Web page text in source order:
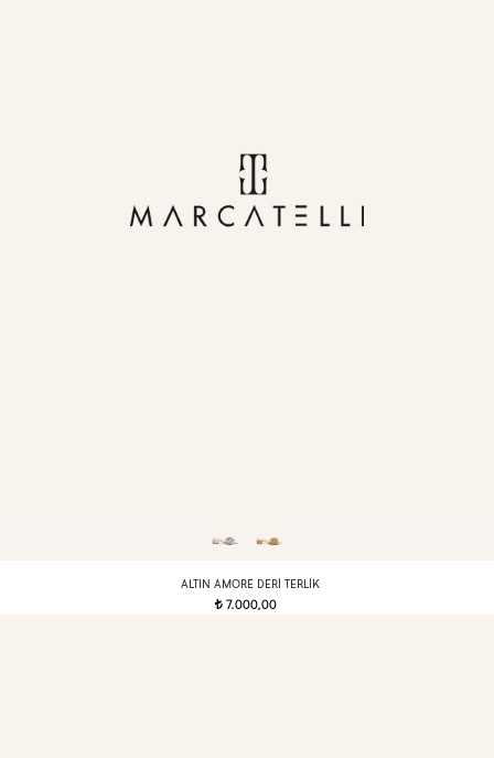
ALTIN AMORE DERI TERLIK
t 7.000,00